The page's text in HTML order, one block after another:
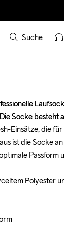
Suche
Socke besteht
Einsätze, die
ist die Socke
Passform
Polyester
Socke besteht
Einsätze, die
ist die Socke
Passform
Polyester